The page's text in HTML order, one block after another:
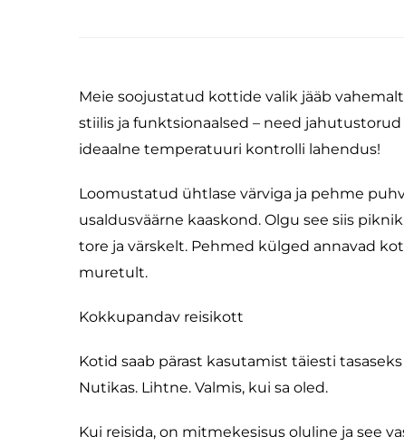
Meie soojustatud kottide valik jääb
stiilis ja funktsionaalsed – need
ideaalne temperatuuri kontrolli lahendus!
Loomustatud ühtlase värviga ja pehme
usaldusväärne kaaskond. Olgu see siis
tore ja värskelt. Pehmed külged annavad
muretult.
Kokkupandav reisikott
Kotid saab pärast kasutamist täiesti
Nutikas. Lihtne. Valmis, kui sa oled.
Kui reisida, on mitmekesisus oluline ja see